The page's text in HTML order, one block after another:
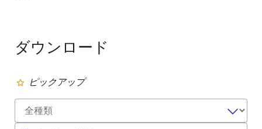
ダウンロード
ピックアップ